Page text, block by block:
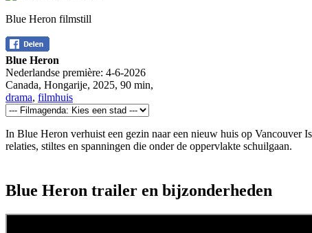
Blue Heron filmstill
Blue Heron
Nederlandse première: 4-6-2026
Canada, Hongarije, 2025, 90 min,
drama, filmhuis
In Blue Heron verhuist een gezin naar een nieuw huis op Vancouver
relaties, stiltes en spanningen die onder de oppervlakte schuilgaan.
Blue Heron trailer en bijzonderheden